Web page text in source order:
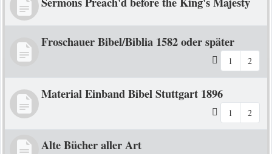
Froschauer Bibel/Biblia 1582 oder später
1 2
Material Einband Bibel Stuttgart 1896
1 2
Alte Bücher aller Art